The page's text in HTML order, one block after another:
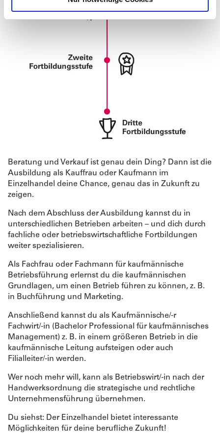
Beratung und Verkauf ist genau dein Ding? Dann ist die
Ausbildung als Kauffrau oder Kaufmann im
Einzelhandel deine Chance, genau das in Zukunft zu
zeigen.
Nach dem Abschluss der Ausbildung kannst du in
unterschiedlichen Betrieben arbeiten – und dich durch
fachliche oder betriebswirtschaftliche Fortbildungen
weiter spezialisieren.
Als Fachfrau oder Fachmann für kaufmännische
Betriebsführung erlernst du die kaufmännischen
Grundlagen, um einen Betrieb führen zu können, z. B.
in Buchführung und Marketing.
Anschließend kannst du als Kaufmännische/-r
Fachwirt/-in (Bachelor Professional für kaufmännisches
Management) z. B. in einem größeren Betrieb in die
kaufmännische Leitung aufsteigen oder auch
Filialleiter/-in werden.
Wer noch mehr will, kann als Betriebswirt/-in nach der
Handwerksordnung die strategische und rechtliche
Unternehmensführung übernehmen.
Du siehst: Der Einzelhandel bietet interessante
Möglichkeiten für deine berufliche Zukunft!